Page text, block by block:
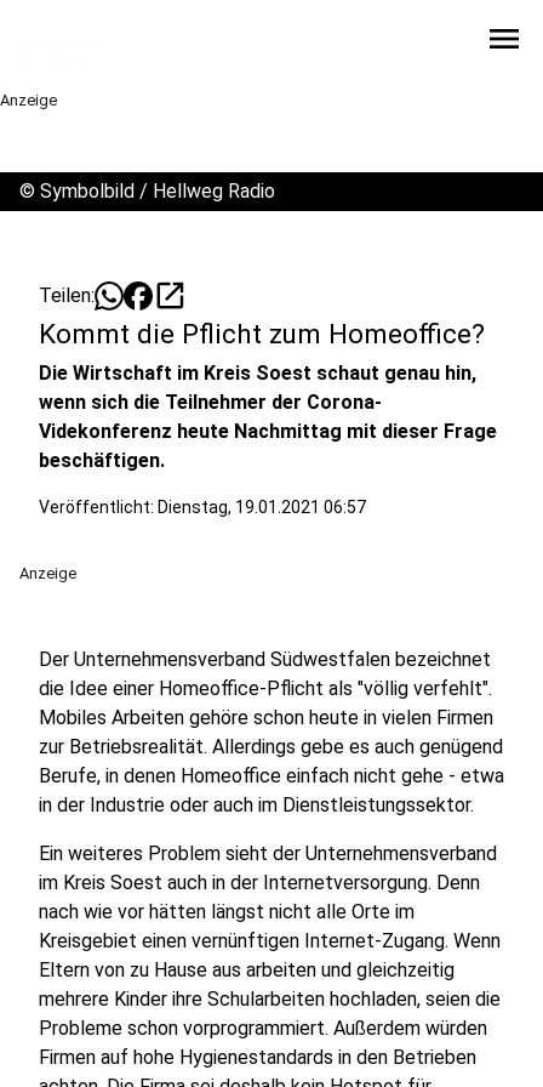
menu
Anzeige
© Symbolbild / Hellweg Radio
Teilen: open_in_new
Kommt die Pflicht zum Homeoffice?
Die Wirtschaft im Kreis Soest schaut genau hin,
wenn sich die Teilnehmer der Corona-
Videkonferenz heute Nachmittag mit dieser Frage
beschäftigen.
Veröffentlicht: Dienstag, 19.01.2021 06:57
Anzeige
Der Unternehmensverband Südwestfalen bezeichnet
die Idee einer Homeoffice-Pflicht als "völlig verfehlt".
Mobiles Arbeiten gehöre schon heute in vielen Firmen
zur Betriebsrealität. Allerdings gebe es auch genügend
Berufe, in denen Homeoffice einfach nicht gehe - etwa
in der Industrie oder auch im Dienstleistungssektor.
Ein weiteres Problem sieht der Unternehmensverband
im Kreis Soest auch in der Internetversorgung. Denn
nach wie vor hätten längst nicht alle Orte im
Kreisgebiet einen vernünftigen Internet-Zugang. Wenn
Eltern von zu Hause aus arbeiten und gleichzeitig
mehrere Kinder ihre Schularbeiten hochladen, seien die
Probleme schon vorprogrammiert. Außerdem würden
Firmen auf hohe Hygienestandards in den Betrieben